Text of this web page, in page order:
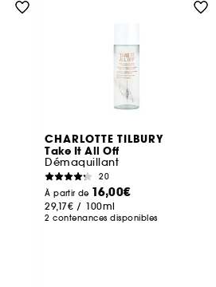
CHARLOTTE TILBURY
Take It All Off
Démaquillant
20
À partir de 16,00€
29,17€ / 100ml
2 contenances disponibles